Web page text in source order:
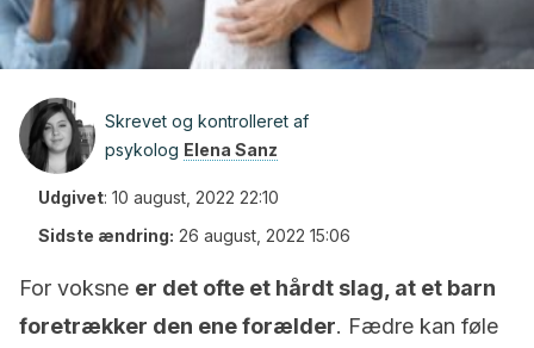
Skrevet og kontrolleret af
psykolog Elena Sanz
Udgivet: 10 august, 2022 22:10
Sidste ændring: 26 august, 2022 15:06
For voksne er det ofte et hårdt slag, at et barn
foretrækker den ene forælder. Fædre kan føle